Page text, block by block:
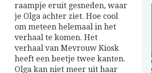
raampje eruit gesneden, waar
je Olga achter ziet. Hoe cool
om meteen helemaal in het
verhaal te komen. Het
verhaal van Mevrouw Kiosk
heeft een beetje twee kanten.
Olga kan niet meer uit haar